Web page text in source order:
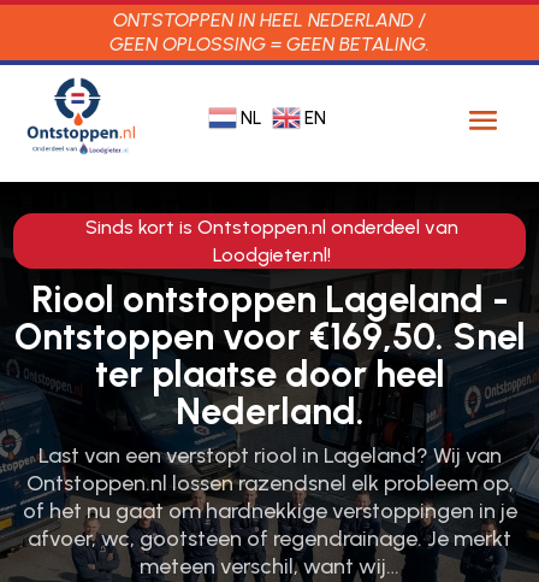
ONTSTOPPEN IN HEEL NEDERLAND /
GEEN OPLOSSING = GEEN BETALING.
NL EN
Sinds kort is Ontstoppen.nl onderdeel van
Loodgieter.nl!
Riool ontstoppen Lageland -
Ontstoppen voor €169,50. Snel
ter plaatse door heel
Nederland.
Last van een verstopt riool in Lageland? Wij van
Ontstoppen.​nl lossen razendsnel elk probleem op,
of het nu gaat om hardnekkige verstoppingen in je
afvoer, wc, gootsteen of regendrainage.​ Je merkt
meteen verschil, want wij…